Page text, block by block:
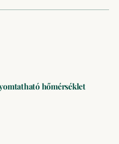
hőmérséklet